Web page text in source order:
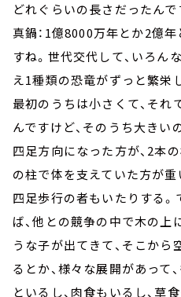
どれぐらいの長さだったんで
真鍋：1億8000万年とか2億
すね。世代交代して、いろん
え1種類の恐竜がずっと繁栄
最初のうちは小さくて、そ
んですけど、そのうち大きい
四足方向になった方が、2本
の柱で体を支えていた方が重
四足歩行の者もいたりする。
ば、他との競争の中で木の
うな子が出てきて、そこか
るとか、様々な展開があって
といるし、肉食もいるし、草